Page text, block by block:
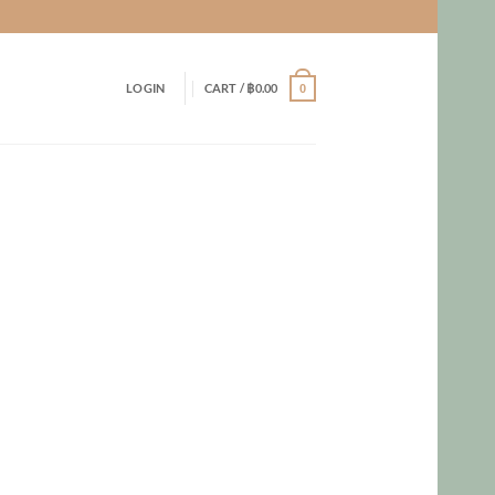
LOGIN CART /฿0.00 0